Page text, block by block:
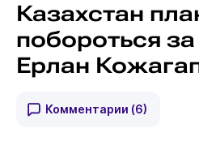
Казахстан
побороться
Ерлан
Комментарии (6)